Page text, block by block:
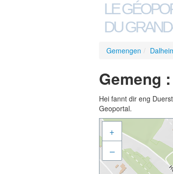
LE
DU
Gemengen /
Gemeng
Hei fannt dir eng
Geoportal.
+
–